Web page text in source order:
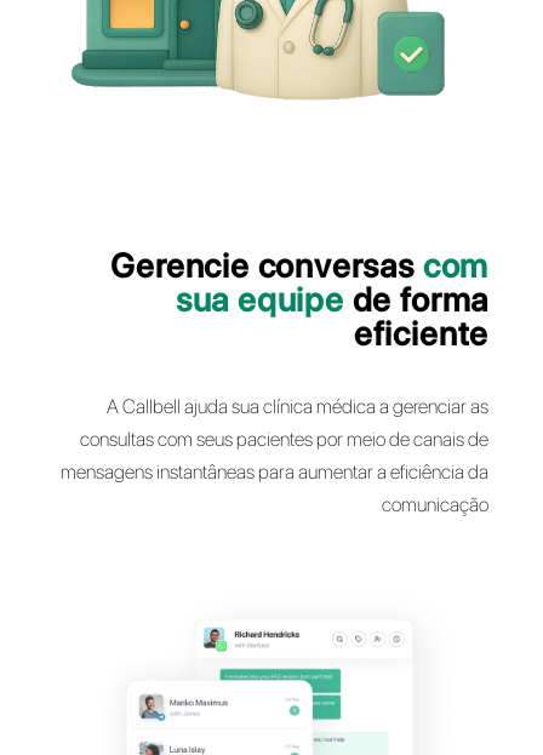
Gerencie conversas
A Callbell ajuda sua clínica médica a
consultas com seus pacientes por meio de